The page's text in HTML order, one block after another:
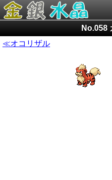
No.058
≪オコリザル